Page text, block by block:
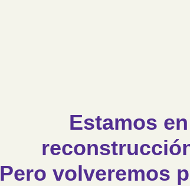
Estamos en
Pero volveremos